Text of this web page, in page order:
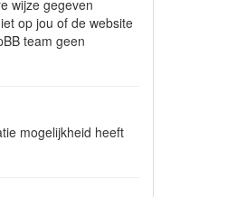
wijze gegeven
op jou of de website
team geen
mogelijkheid heeft